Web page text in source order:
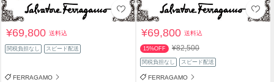
¥69,800送料込
関税負担なし スピード配送
FERRAGAMO
¥69,800送料込
15%OFF ¥82,500
関税負担なし スピード配送
FERRAGAMO